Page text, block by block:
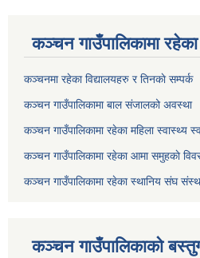
कञ्चन गाउँपालिकामा
कञ्चनमा रहेका विद्यालयहरु र तिनकाे सम्पर्क
कञ्चन गाउँपालिकामा बाल संजालको अवस्था
कञ्चन गाउँपालिकामा रहेका महिला स्वास्थ्य
कञ्चन गाउँपालिकामा रहेका आमा समुहकाे
कञ्चन गाउँपालिकामा रहेका स्थानिय संघ
कञ्चन गाउँपालिकाकाे